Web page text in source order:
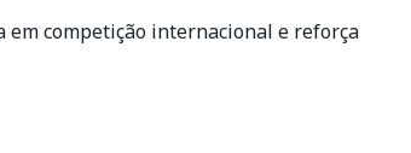
competição internacional e reforça